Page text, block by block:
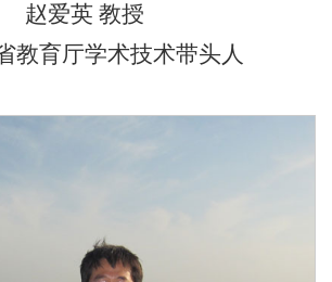
赵爱英 教授
教育厅学术技术带头人